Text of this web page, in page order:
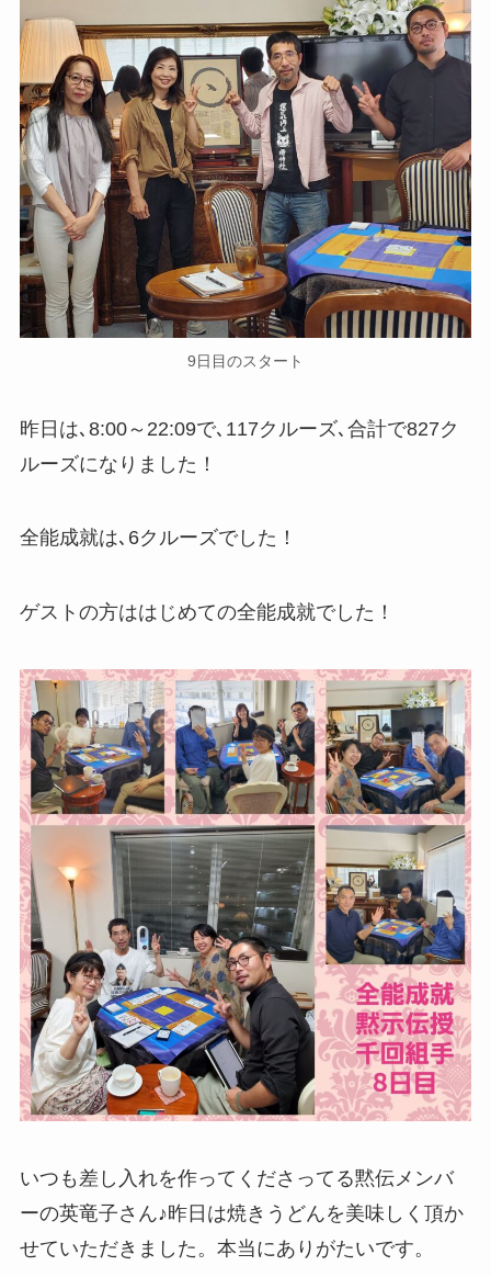
9日目のスタート
昨日は､8:00～22:09で､117クルーズ､合計で827ク
ルーズになりました！
全能成就は､6クルーズでした！
ゲストの方ははじめての全能成就でした！
いつも差し入れを作ってくださってる黙伝メンバ
ーの英竜子さん♪昨日は焼きうどんを美味しく頂か
せていただきました。本当にありがたいです。